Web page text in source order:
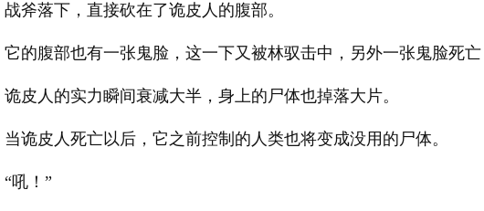
战斧落下，直接砍在了诡皮人的腹部。
它的腹部也有一张鬼脸，这一下又被林驭击中，另外一张鬼脸死亡
诡皮人的实力瞬间衰减大半，身上的尸体也掉落大片。
当诡皮人死亡以后，它之前控制的人类也将变成没用的尸体。
“吼！”